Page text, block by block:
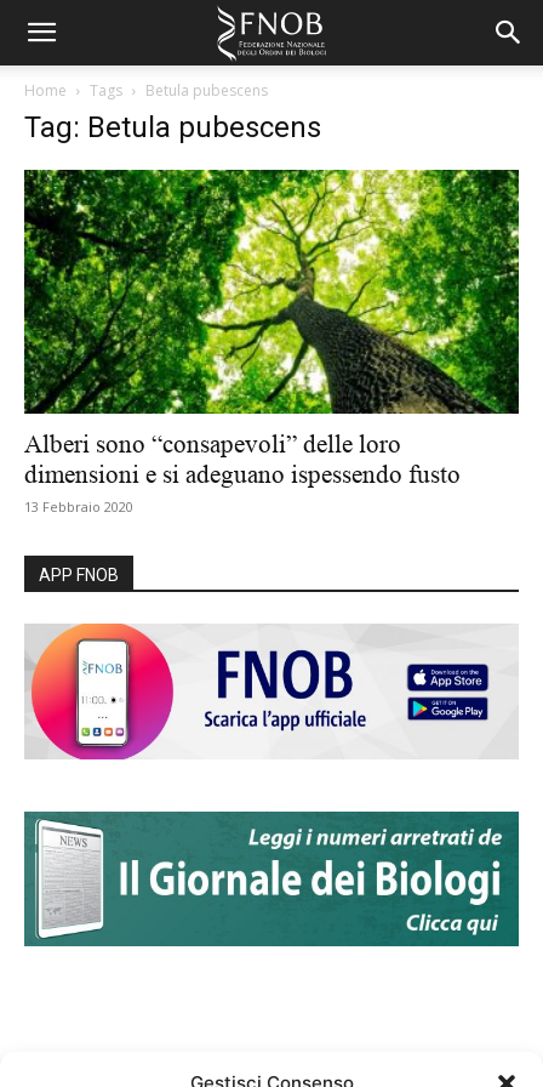
Home Tags Betula pubescens
Tag: Betula pubescens
Alberi sono “consapevoli” delle loro
dimensioni e si adeguano ispessendo fusto
13 Febbraio 2020
APP FNOB